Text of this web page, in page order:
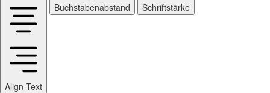
Align Text
Buchstabenabstand Schriftstärke